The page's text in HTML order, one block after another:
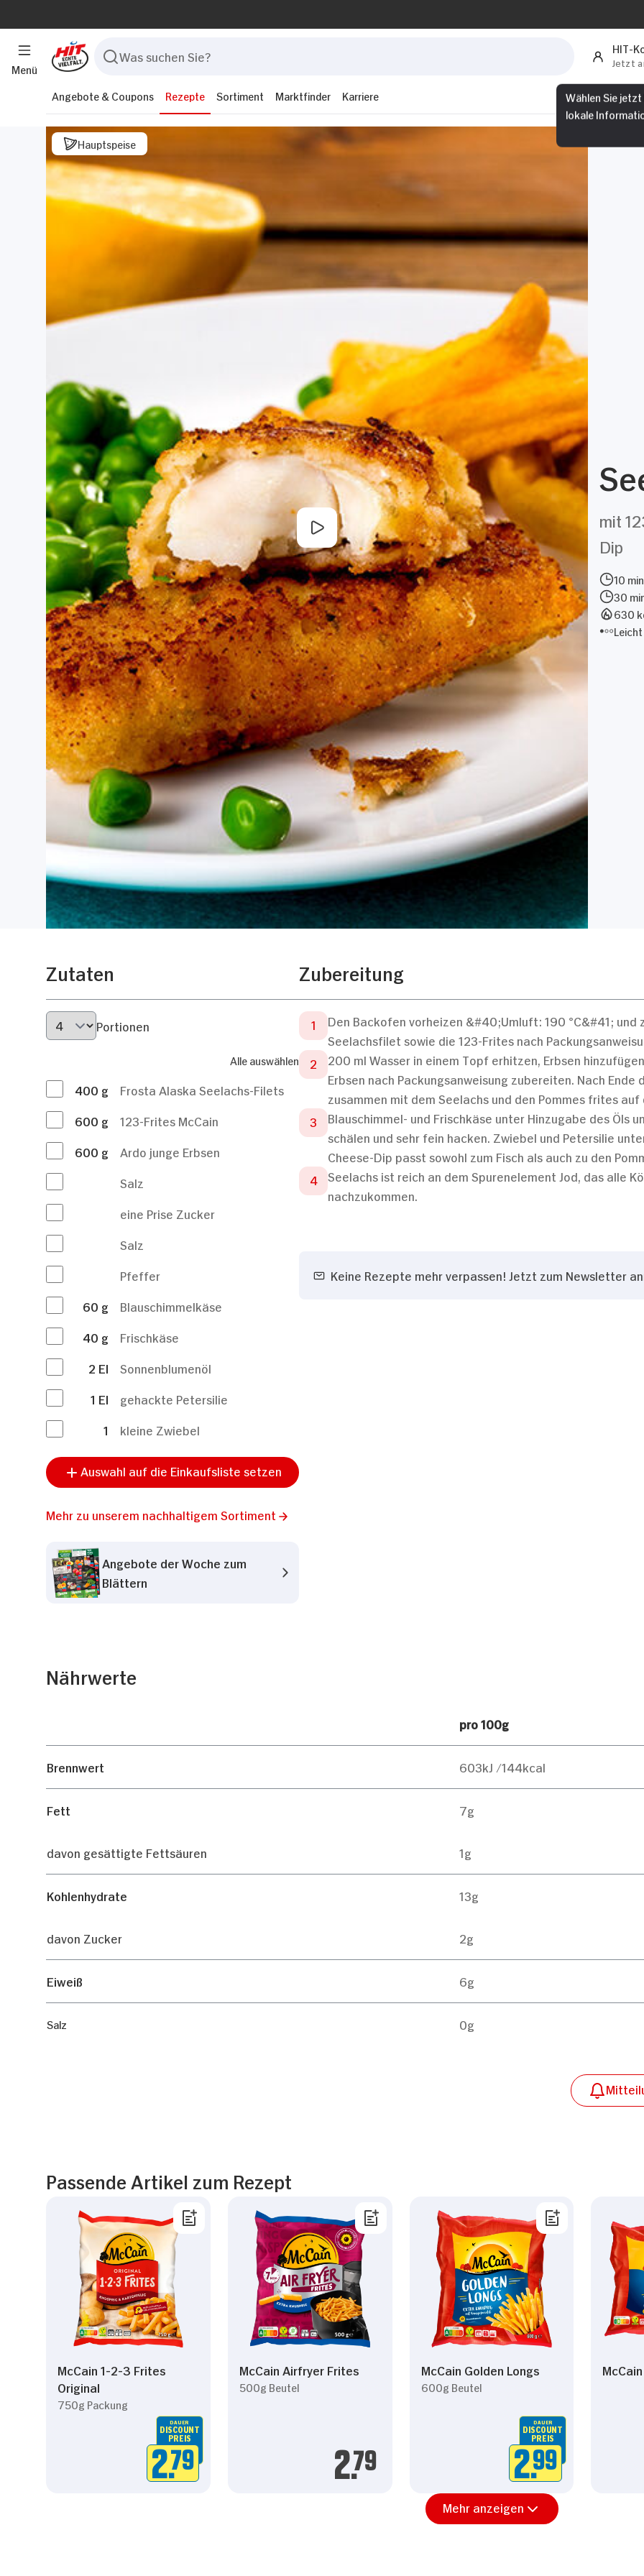
Zustimmung
Wir verwenden Cookies, um Inhalte und Anzeigen zu personalisieren,
anbieten zu können und die Zugriffe auf unsere Website zu analysieren.
Nur Notwendige erlauben
Menü
HIT-
Jetzt
Wählen Sie
lokale
Angebote & Coupons Rezepte Sortiment Marktfinder Karriere
Hauptspeise
mit
Dip
10
30
630
Leicht
Zutaten
Portionen
Alle auswählen
400 g
Frosta Alaska Seelachs-Filets
600 g
123-Frites McCain
600 g
Ardo junge Erbsen
Salz
eine Prise Zucker
Salz
Pfeffer
60 g
Blauschimmelkäse
40 g
Frischkäse
2 El
Sonnenblumenöl
1 El
gehackte Petersilie
1
kleine Zwiebel
Auswahl auf die Einkaufsliste setzen
Mehr zu unserem nachhaltigem Sortiment
Angebote der Woche zum
Blättern
Zubereitung
Den Backofen vorheizen &#40;Umluft: 190 °C&#41;
Seelachsfilet sowie die 123-Frites nach
200 ml Wasser in einem Topf erhitzen, Erbsen
Erbsen nach Packungsanweisung zubereiten. Nach
zusammen mit dem Seelachs und den Pommes frites auf
Blauschimmel- und Frischkäse unter Hinzugabe des Öls
schälen und sehr fein hacken. Zwiebel und Petersilie
Cheese-Dip passt sowohl zum Fisch als auch zu den
Seelachs ist reich an dem Spurenelement Jod, das alle
nachzukommen.
Keine Rezepte mehr verpassen! Jetzt zum Newsletter
Nährwerte
pro 100g
Brennwert 603kJ /144kcal
Fett 7g
davon gesättigte Fettsäuren 1g
Kohlenhydrate 13g
davon Zucker 2g
Eiweiß 6g
Salz 0g
Passende Artikel zum Rezept
McCain 1-2-3 Frites
Original
750g Packung
DAUER
DISCOUNT
PREIS
2.79
McCain Airfryer Frites
500g Beutel
2.79
McCain Golden Longs
600g Beutel
DAUER
DISCOUNT
PREIS
2.99
Mehr anzeigen